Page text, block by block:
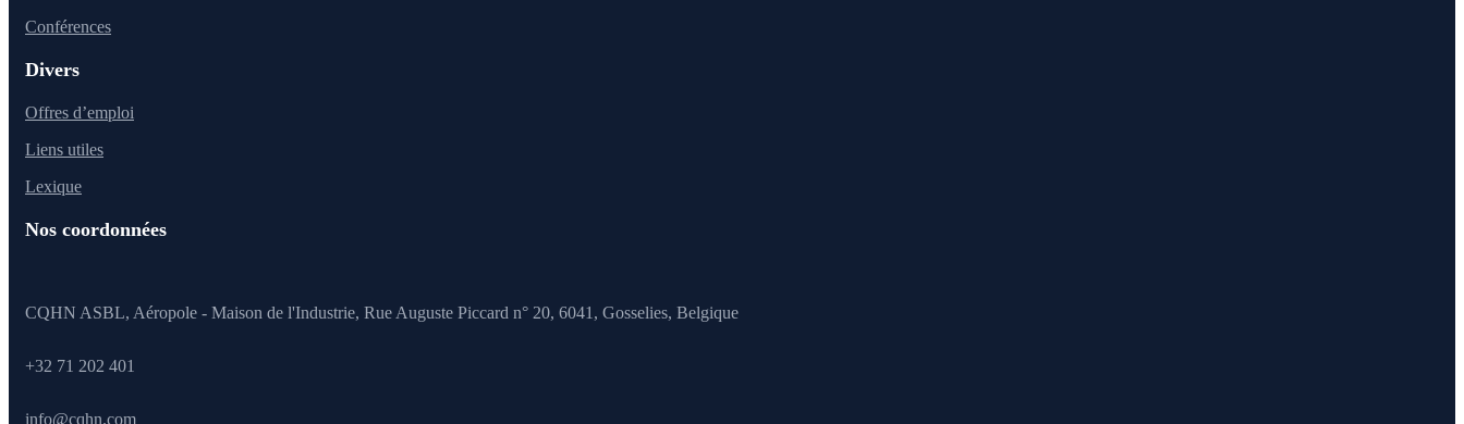
Conférences
Divers
Offres d’emploi
Liens utiles
Lexique
Nos coordonnées
CQHN ASBL, Aéropole - Maison de l'Industrie, Rue Auguste Piccard n° 20, 6041, Gosselies, Belgique
+32 71 202 401
info@cqhn.com